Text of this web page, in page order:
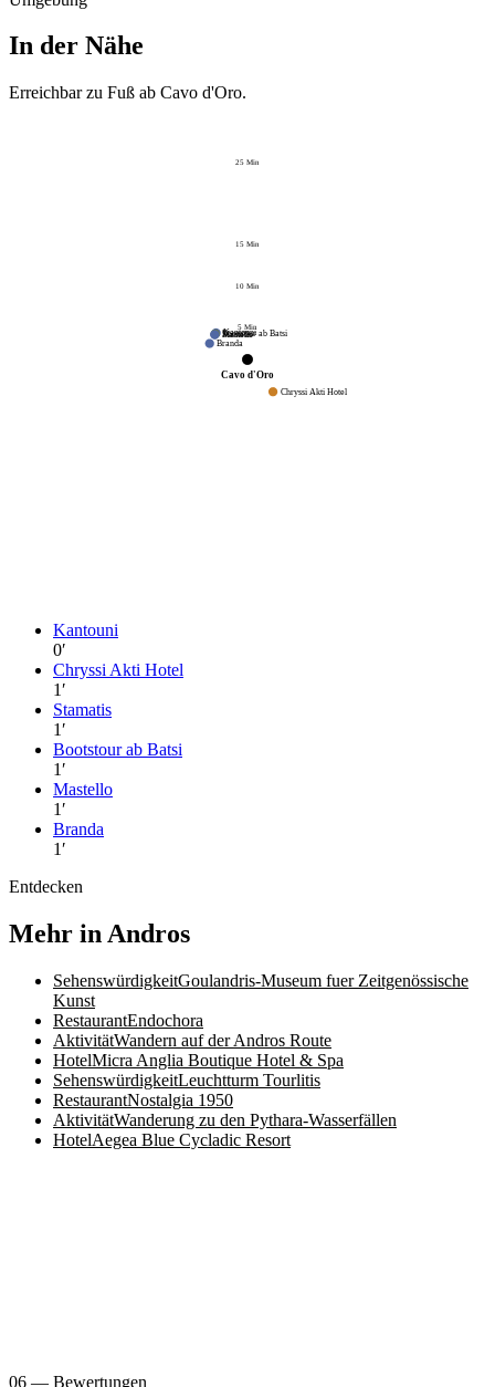
In der Nähe
Erreichbar zu Fuß ab Cavo d'Oro.
5Min
10Min
15Min
25Min
Cavo d'Oro
Kantouni
Chryssi Akti Hotel
Stamatis
Bootstour ab Batsi
Mastello
Branda
Kantouni
0′
Chryssi Akti Hotel
1′
Stamatis
1′
Bootstour ab Batsi
1′
Mastello
1′
Branda
1′
Entdecken
Mehr in Andros
SehenswürdigkeitGoulandris-Museum fuer Zeitgenössische
Kunst
RestaurantEndochora
AktivitätWandern auf der Andros Route
HotelMicra Anglia Boutique Hotel & Spa
SehenswürdigkeitLeuchtturm Tourlitis
RestaurantNostalgia 1950
AktivitätWanderung zu den Pythara-Wasserfällen
HotelAegea Blue Cycladic Resort
06 — Bewertungen